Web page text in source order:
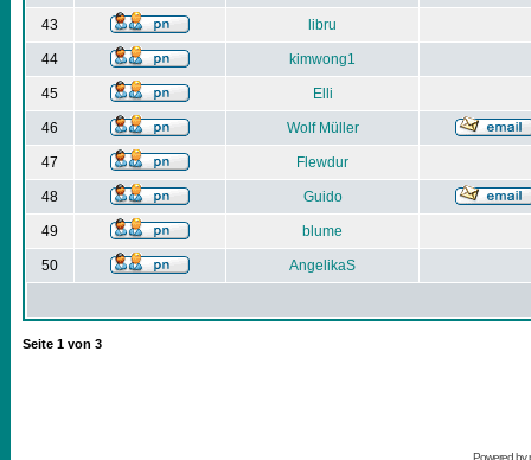
43 libru
44 kimwong1
45 Elli
46 Wolf Müller
47 Flewdur
48 Guido
49 blume
50 AngelikaS
Seite 1 von 3
Powered by